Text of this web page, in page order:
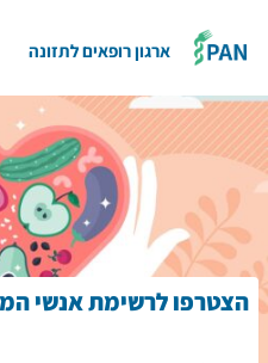
ארגון רופאים לתזונה
הצטרפו לרשימת אנשי